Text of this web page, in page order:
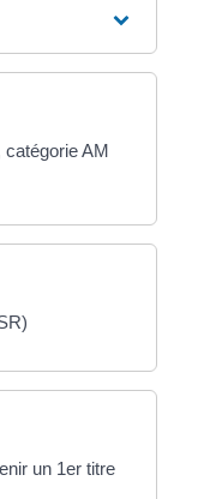
AM
un 1er titre